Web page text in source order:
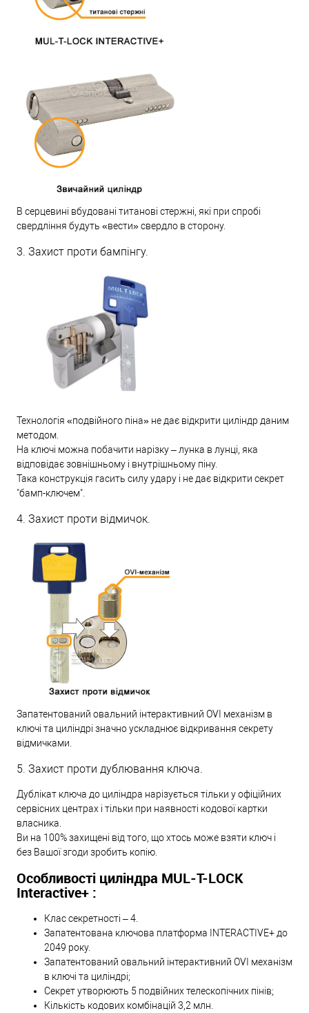
В серцевині вбудовані титанові стержні, які при спробі
свердління будуть «вести» свердло в сторону.
3. Захист проти бампінгу.
Технологія «подвійного піна» не дає відкрити циліндр даним
методом.
На ключі можна побачити нарізку – лунка в лунці, яка
відповідає зовнішньому і внутрішньому піну.
Така конструкція гасить силу удару і не дає відкрити секрет
"бамп-ключем".
4. Захист проти відмичок.
Запатентований овальний інтерактивний OVI механізм в
ключі та циліндрі значно ускладнює відкривання секрету
відмичками.
5. Захист проти дублювання ключа.
Дублікат ключа до циліндра нарізується тільки у офіційних
сервісних центрах і тільки при наявності кодової картки
власника.
Ви на 100% захищені від того, що хтось може взяти ключ і
без Вашої згоди зробить копію.
Особливості циліндра MUL-T-LOCK
Interactive+ :
Клас секретності – 4.
Запатентована ключова платформа INTERACTIVE+ до
2049 року.
Запатентований овальний інтерактивний OVI механізм
в ключі та циліндрі;
Секрет утворюють 5 подвійних телескопічних пінів;
Кількість кодових комбінацій 3,2 млн.